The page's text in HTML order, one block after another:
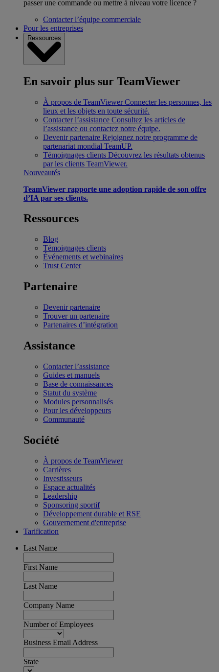
passer une commande ou mettre à niveau votre licence ?
Contacter l’équipe commerciale
Pour les entreprises
Ressources
En savoir plus sur TeamViewer
À propos de TeamViewer Connecter les personnes, les
lieux et les objets en toute sécurité.
Contacter l’assistance Consultez les articles de
l’assistance ou contactez notre équipe.
Devenir partenaire Rejoignez notre programme de
partenariat mondial TeamUP.
Témoignages clients Découvrez les résultats obtenus
par les clients TeamViewer.
Nouveautés
TeamViewer rapporte une adoption rapide de son offre
d’IA par ses clients.
Ressources
Blog
Témoignages clients
Événements et webinaires
Trust Center
Partenaire
Devenir partenaire
Trouver un partenaire
Partenaires d’intégration
Assistance
Contacter l’assistance
Guides et manuels
Base de connaissances
Statut du système
Modules personnalisés
Pour les développeurs
Communauté
Société
À propos de TeamViewer
Carrières
Investisseurs
Espace actualités
Leadership
Sponsoring sportif
Développement durable et RSE
Gouvernement d'entreprise
Tarification
Last Name
First Name
Last Name
Company Name
Number of Employees
Business Email Address
State